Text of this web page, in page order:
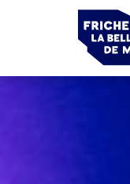
Panneau de gestion